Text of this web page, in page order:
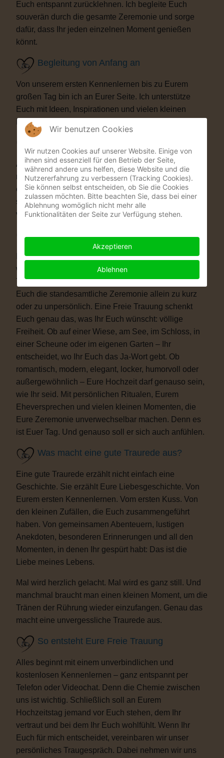
Euch entspannt zurücklehnen. Ich begleite Euch
souverän durch die gesamte Zeremonie und sorge
dafür, dass Ihr jeden einzelnen Moment genießen
könnt.
Begleitung von Anfang an
Von unserem ersten Kennenlernen bis zu Eurem
großen Tag bin ich an Eurer Seite. Ich unterstütze
Euch mit Ideen, Inspirationen und vielen kleinen
Details, die Eure Trauung besonders machen.
Auf Wunsch bereichere ich Eure Zeremonie mit
musikalischen oder künstlerischen Elementen. Als
ehemaliger Musicaldarsteller und Sänger entstehen
so Momente, die Eure Gäste garantiert nicht
vergessen werden.
Warum eine Freie Trauung?
Immer mehr Paare wünschen sich eine Hochzeit, die
wirklich zu ihnen passt. Vielleicht ist eine kirchliche
Trauung nicht das Richtige für Euch. Vielleicht ist
Euch die standesamtliche Zeremonie allein zu kurz
oder zu unpersönlich. Eine Freie Trauung schenkt
Euch genau das, was Ihr Euch wünscht: völlige
Freiheit. Ob auf einer Wiese, am See, im Schloss, in
einer Scheune oder im eigenen Garten – Ihr
entscheidet, wo Ihr Euch das Ja-Wort gebt. Ob
romantisch, modern, elegant, locker, humorvoll oder
außergewöhnlich – Eure Hochzeit darf genauso sein,
wie Ihr seid. Mit persönlichen Ritualen, Eurem
Eheversprechen und vielen kleinen Momenten, die
Eure Zeremonie unverwechselbar machen. Denn es
ist Euer Tag. Und genauso soll er sich auch anfühlen.
Was macht eine gute Traurede aus?
Eine gute Traurede erzählt nicht einfach eine
Geschichte. Sie erzählt Eure Liebesgeschichte. Von
Eurem ersten Kennenlernen. Vom ersten Kuss. Von
den kleinen Zufällen, die Euch zusammengeführt
haben. Von gemeinsamen Abenteuern, lustigen
Anekdoten, besonderen Erinnerungen und all den
Momenten, in denen Ihr gespürt habt: Das ist die
Liebe meines Lebens.
Mal wird herzlich gelacht. Mal wird es ganz still. Und
manchmal braucht man einen kleinen Moment, um die
Tränen der Rührung wieder einzufangen. Genau das
macht eine unvergessliche Traurede aus.
So entsteht Eure Freie Trauung
Alles beginnt mit einem unverbindlichen und
kostenlosen Kennenlernen – ganz entspannt per
Telefon oder Videochat. Denn die Chemie zwischen
uns ist wichtig. Schließlich soll an Eurem
Hochzeitstag jemand vor Euch stehen, dem Ihr
vertraut und bei dem Ihr Euch wohlfühlt. Wenn Ihr
Euch für mich entscheidet, vereinbaren wir unser
persönliches Traugespräch. Dabei nehmen wir uns
Wir benutzen Cookies
Wir nutzen Cookies auf unserer Website. Einige von
ihnen sind essenziell für den Betrieb der Seite,
während andere uns helfen, diese Website und die
Nutzererfahrung zu verbessern (Tracking Cookies).
Sie können selbst entscheiden, ob Sie die Cookies
zulassen möchten. Bitte beachten Sie, dass bei einer
Ablehnung womöglich nicht mehr alle
Funktionalitäten der Seite zur Verfügung stehen.
Akzeptieren
Ablehnen